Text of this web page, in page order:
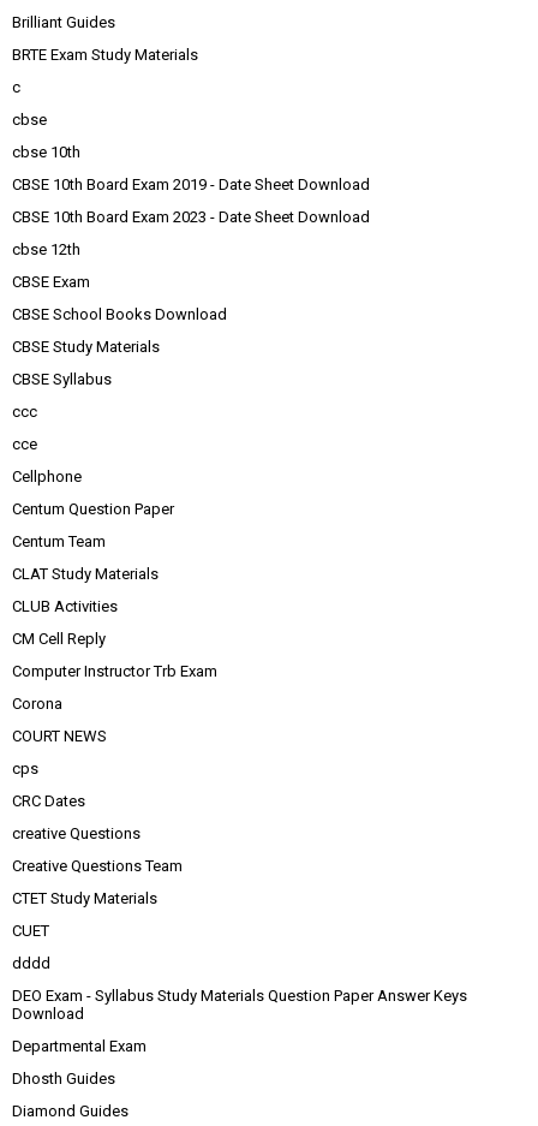
Brilliant Guides
BRTE Exam Study Materials
c
cbse
cbse 10th
CBSE 10th Board Exam 2019 - Date Sheet Download
CBSE 10th Board Exam 2023 - Date Sheet Download
cbse 12th
CBSE Exam
CBSE School Books Download
CBSE Study Materials
CBSE Syllabus
ccc
cce
Cellphone
Centum Question Paper
Centum Team
CLAT Study Materials
CLUB Activities
CM Cell Reply
Computer Instructor Trb Exam
Corona
COURT NEWS
cps
CRC Dates
creative Questions
Creative Questions Team
CTET Study Materials
CUET
dddd
DEO Exam - Syllabus Study Materials Question Paper Answer Keys
Download
Departmental Exam
Dhosth Guides
Diamond Guides